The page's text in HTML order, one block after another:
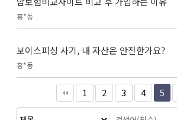
홍*동
보이스피싱 사기, 내 자산은 안전한가요?
홍*동
1 2 3 4 5